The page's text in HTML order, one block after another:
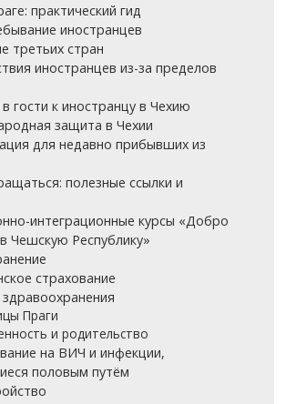
практический гид
иностранцев
третьих стран
иностранцев из-за пределов
гости к иностранцу в Чехию
защита в Чехии
для недавно прибывших из
полезные ссылки и
интеграционные курсы «Добро
Чешскую Республику»
страхование
Праги
и родительство
на ВИЧ и инфекции,
половым путём